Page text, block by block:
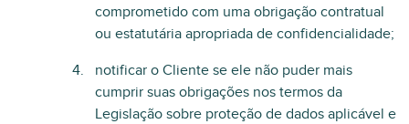
comprometido com uma obrigação contratual
ou estatutária apropriada de confidencialidade;
notificar o Cliente se ele não puder mais
cumprir suas obrigações nos termos da
Legislação sobre proteção de dados aplicável e